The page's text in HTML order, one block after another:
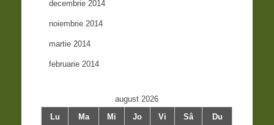
decembrie 2014
noiembrie 2014
martie 2014
februarie 2014
august 2026
Lu
Ma Mi Jo Vi Sâ Du